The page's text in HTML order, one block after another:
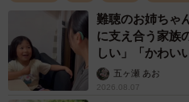
難聴のお姉ちゃ
に支え合う家族
しい」「かわい
五ヶ瀬 あお
2026.08.07